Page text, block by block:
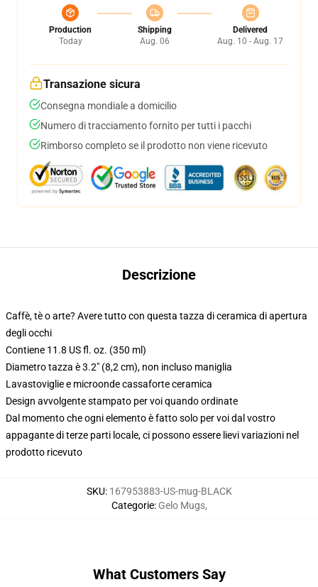
Production
Today
Shipping
Aug. 06
Delivered
Aug. 10 - Aug. 17
Transazione sicura
Consegna mondiale a domicilio
Numero di tracciamento fornito per tutti i pacchi
Rimborso completo se il prodotto non viene ricevuto
Descrizione
Caffè, tè o arte? Avere tutto con questa tazza di ceramica di apertura
degli occhi
Contiene 11.8 US fl. oz. (350 ml)
Diametro tazza è 3.2" (8,2 cm), non incluso maniglia
Lavastoviglie e microonde cassaforte ceramica
Design avvolgente stampato per voi quando ordinate
Dal momento che ogni elemento è fatto solo per voi dal vostro
appagante di terze parti locale, ci possono essere lievi variazioni nel
prodotto ricevuto
SKU: 167953883-US-mug-BLACK
Categorie: Gelo Mugs,
What Customers Say